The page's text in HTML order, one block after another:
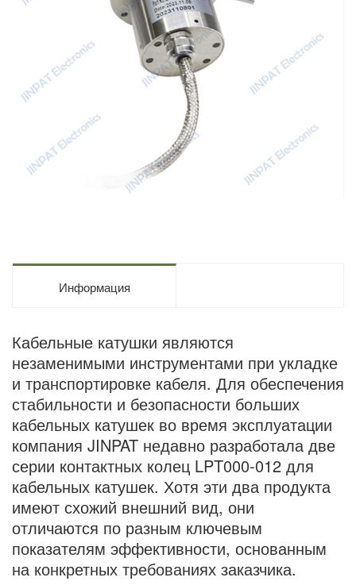
Информация
Кабельные катушки являются
незаменимыми инструментами при укладке
и транспортировке кабеля. Для обеспечения
стабильности и безопасности больших
кабельных катушек во время эксплуатации
компания JINPAT недавно разработала две
серии контактных колец LPT000-012 для
кабельных катушек. Хотя эти два продукта
имеют схожий внешний вид, они
отличаются по разным ключевым
показателям эффективности, основанным
на конкретных требованиях заказчика.